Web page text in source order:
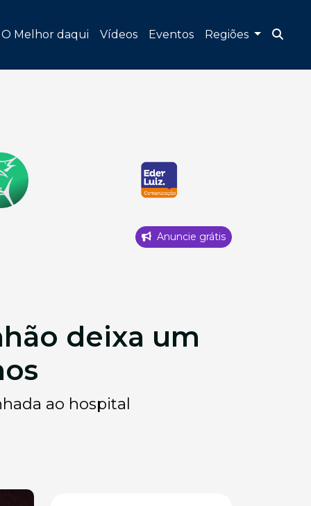
O Melhor daqui Vídeos Eventos Regiões
Anuncie grátis
deixa um
ao hospital